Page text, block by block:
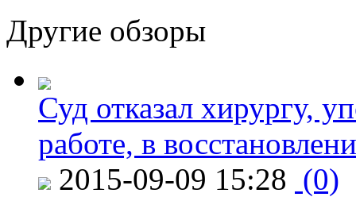
Другие обзоры
Суд отказал хирургу,
работе, в
2015-09-09 15:28 (0)